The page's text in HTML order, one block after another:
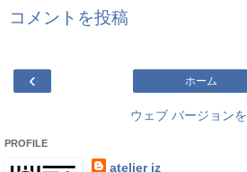
コメントを投稿
‹ ホーム
ウェブ バージョン
PROFILE
atelier iz